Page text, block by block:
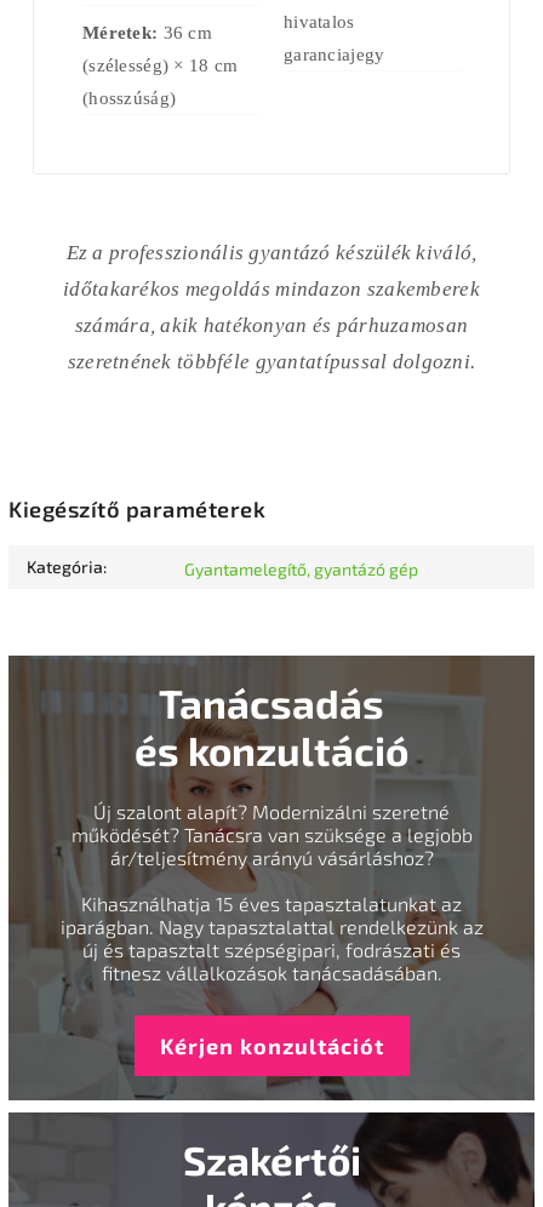
Méretek: 36 cm
(szélesség) × 18 cm
(hosszúság)
hivatalos
garanciajegy
Ez a professzionális gyantázó készülék kiváló,
időtakarékos megoldás mindazon szakemberek
számára, akik hatékonyan és párhuzamosan
szeretnének többféle gyantatípussal dolgozni.
Kiegészítő paraméterek
Kategória: Gyantamelegítő, gyantázó gép
Tanácsadás
és konzultáció
Új szalont alapít? Modernizálni szeretné
működését? Tanácsra van szüksége a legjobb
ár/teljesítmény arányú vásárláshoz?
Kihasználhatja 15 éves tapasztalatunkat az
iparágban. Nagy tapasztalattal rendelkezünk az
új és tapasztalt szépségipari, fodrászati és
fitnesz vállalkozások tanácsadásában.
Kérjen konzultációt
Szakértői